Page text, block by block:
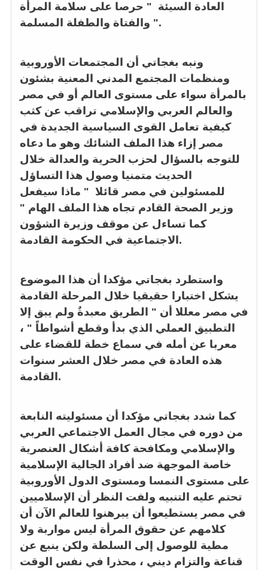
العادة السيئة " حرصا على سلامة المرأة
والفتاة والطفلة المسلمة ".
ونبه بغجاتي أن المجتمعات الأوروبية
ومنظمات المجتمع المدني المعنية بشئون
بالمرأة سواء على مستوى العالم أو في مصر
والعالم العربي والإسلامي تراقب عن كثب
كيفية تعامل القوى السياسية الجديدة في
مصر إزاء هذا الملف الشائك وهو ما دعاه
للتوجه بالسؤال لحزب الحرية والعدالة خلال
الحديث متمنيا وصول هذا التساؤل
للمسئولين في مصر قائلا " ماذا سيفعل
وزير الصحة القادم تجاه هذا الملف الهام "
كما تساءل عن موقف وزيرة الشؤون
الاجتماعية في الحكومة القادمة.
واستطرد بغجاتي مؤكدا أن هذا الموضوع
يشكل اختبارا حقيقيا خلال المرحلة القادمة
في مصر معللا أن " الطريق معبدةٌ ولم يبق إلا
التطبيق العملي الذي بدأ وقطع أشواطاً " ،
معربا عن أمله في سماع خطة للقضاء على
هذه العادة في مصر خلال العشر سنوات
القادمة.
كما شدد بغجاتي مؤكدا أن مسئوليته النابعة
من دوره في مجال العمل الاجتماعي العربي
والإسلامي ومكافحة كافة أشكال العنصرية
خاصة الموجهة ضد أفراد الجالية الإسلامية
على مستوى النمسا ومستوى الدول الأوروبية
تحتم عليه التنبيه ولفت النظر أن الإسلاميين
في مصر يستطيعوا أن يبرهنوا للعالم الآن أن
كلامهم عن حقوق المرأة ليس مواربة ولا
مطية للوصول إلى السلطة ولكن ينبع عن
قناعة والتزام ديني ، محذرا في نفس الوقت